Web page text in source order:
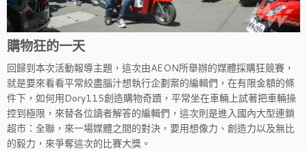
購物狂的一天
回歸到本次活動報導主題，這次由AEON所舉辦的媒體採購狂競賽，
就是要來看看平常絞盡腦汁想執行企劃案的編輯們，在有限金額的條
件下，如何用Dory115創造購物奇蹟，平常坐在車輛上試著把車輛操
控到極限，來替各位讀者解答的編輯們，這次則是進入國內大型連鎖
超市：全聯，來一場媒體之間的對決，要用想像力、創造力以及無比
的毅力，來爭奪這次的比賽大獎。